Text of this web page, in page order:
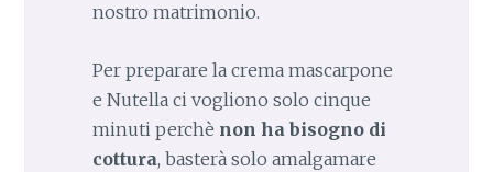
nostro matrimonio.
Per preparare la crema mascarpone
e Nutella ci vogliono solo cinque
minuti perchè non ha bisogno di
cottura, basterà solo amalgamare